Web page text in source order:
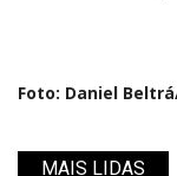
Foto: Daniel
MAIS LIDAS